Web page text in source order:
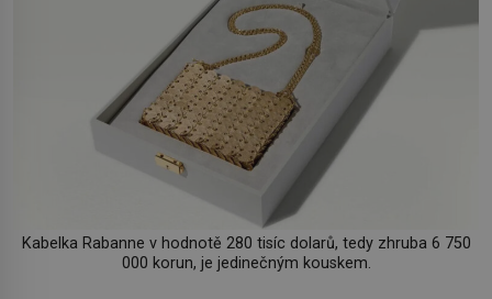
Kabelka Rabanne v hodnotě 280 tisíc dolarů, tedy zhruba 6 750
000 korun, je jedinečným kouskem.